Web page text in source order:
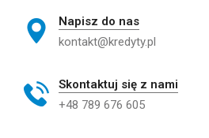
Napisz do nas
kontakt@kredyty.pl
Skontaktuj się z nami
+48 789 676 605